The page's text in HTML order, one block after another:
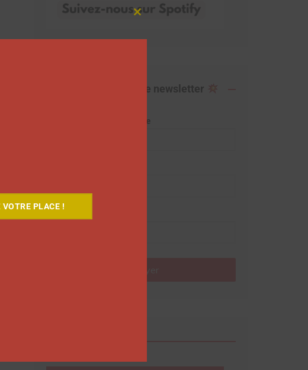
Abonnez-vous à notre newsletter
Adresse de messagerie
module
VOTRE PLACE !